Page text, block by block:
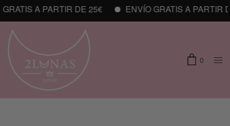
A PARTIR DE 25€ ENVÍO GRATIS A PARTIR
0